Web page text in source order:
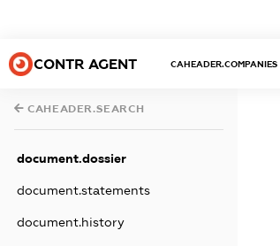
CONTR AGENT CAHEADER.COMPANIES
CAHEADER.SEARCH
document.dossier
document.statements
document.history